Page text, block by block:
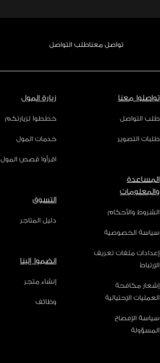
تواصل معناطلب التواصل
تواصلوا معنا
طلب التواصل
طلبات التصوير
المساعدة
والمعلومات
الشروط والأحكام
سياسة الخصوصية
إعدادات ملفات تعريف
الإرتباط
إشعار مكافحة
العمليات الإحتيالية
سياسة الإفصاح
المسؤولة
زيارة المول
خططوا لزيارتكم
خدمات المول
اقرأوا قصص المول
التسوق
دليل المتاجر
انضموا إلينا
إنشاء متجر
وظائف